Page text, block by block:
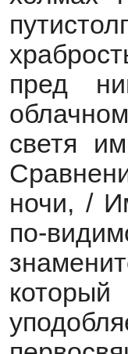
пред
светя
ночи, /
по-